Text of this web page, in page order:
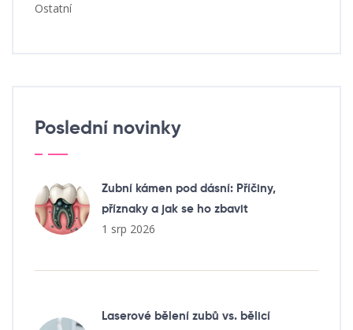
Ostatní
Poslední novinky
Zubní kámen pod dásní: Příčiny,
příznaky a jak se ho zbavit
1 srp 2026
Laserové bělení zubů vs. bělicí